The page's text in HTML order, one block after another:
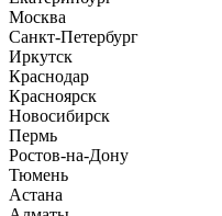
Москва
Санкт-Петербург
Иркутск
Краснодар
Красноярск
Новосибирск
Пермь
Ростов-на-Дону
Тюмень
Астана